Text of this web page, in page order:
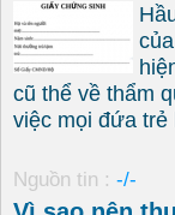
cũ thể về thẩm
việc mọi đứa trẻ
Nguồn tin : -/-